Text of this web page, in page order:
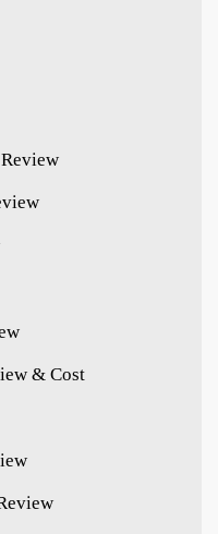
& Cost